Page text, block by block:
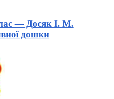
— Досяк І. М.
дошки